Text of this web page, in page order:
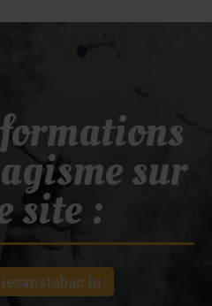
sur
site :